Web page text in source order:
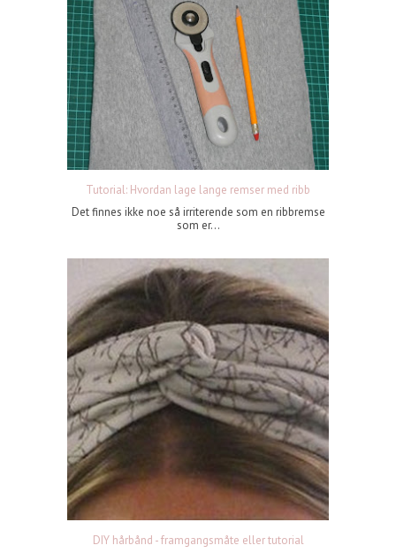
Tutorial: Hvordan lage lange remser med ribb
Det finnes ikke noe så irriterende som en ribbremse
som er...
DIY hårbånd - framgangsmåte eller tutorial